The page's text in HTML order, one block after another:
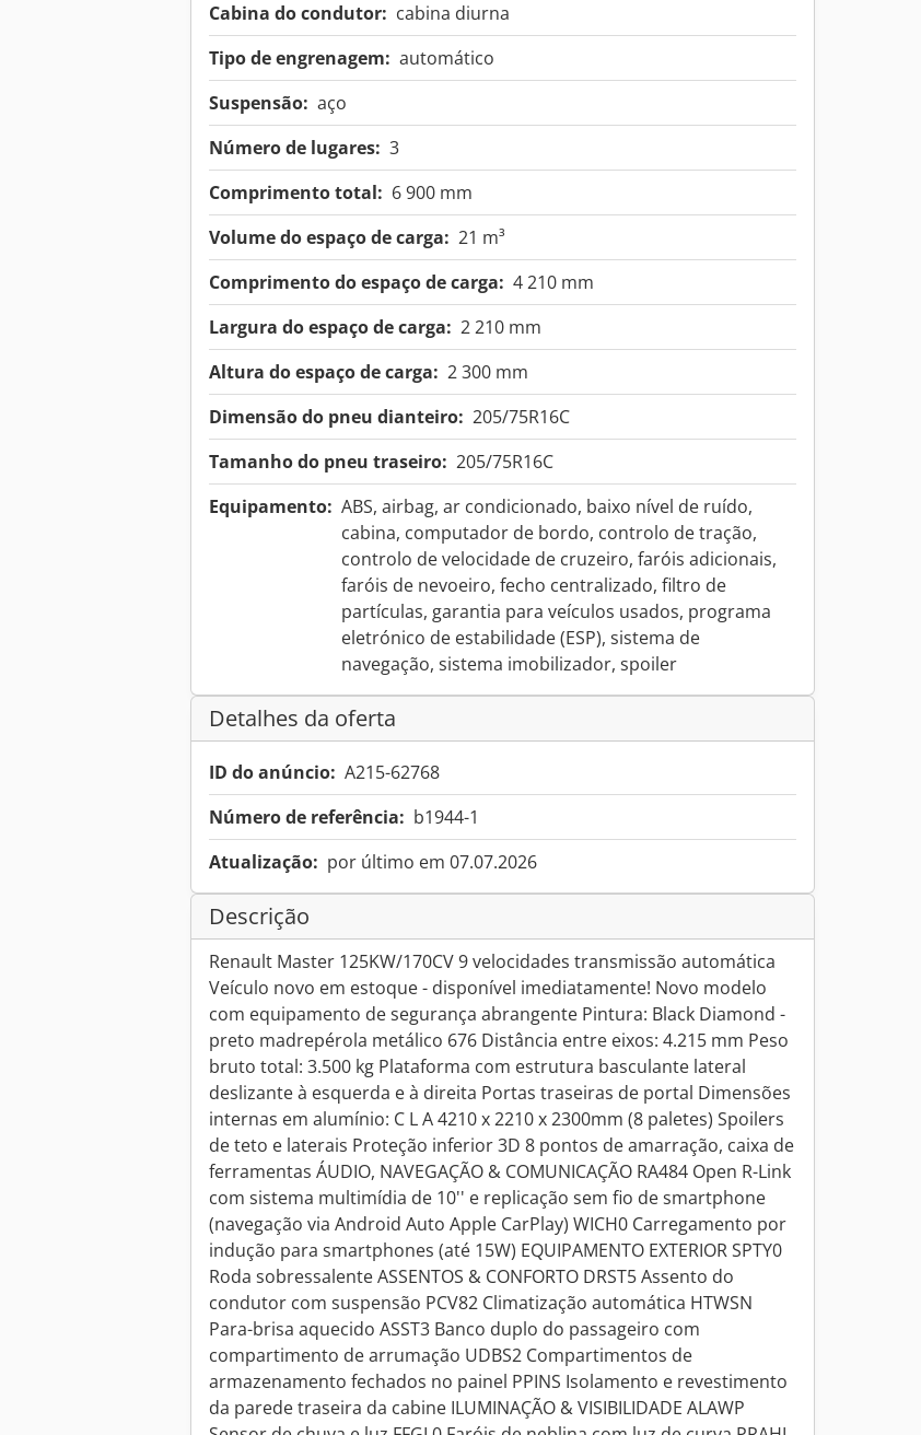
Cabina do condutor: cabina diurna
Tipo de engrenagem: automático
Suspensão: aço
Número de lugares: 3
Comprimento total: 6 900 mm
Volume do espaço de carga: 21 m³
Comprimento do espaço de carga: 4 210 mm
Largura do espaço de carga: 2 210 mm
Altura do espaço de carga: 2 300 mm
Dimensão do pneu dianteiro: 205/75R16C
Tamanho do pneu traseiro: 205/75R16C
Equipamento: ABS, airbag, ar condicionado, baixo nível de ruído,
cabina, computador de bordo, controlo de tração,
controlo de velocidade de cruzeiro, faróis adicionais,
faróis de nevoeiro, fecho centralizado, filtro de
partículas, garantia para veículos usados, programa
eletrónico de estabilidade (ESP), sistema de
navegação, sistema imobilizador, spoiler
Detalhes da oferta
ID do anúncio: A215-62768
Número de referência: b1944-1
Atualização: por último em 07.07.2026
Descrição
Renault Master 125KW/170CV 9 velocidades transmissão automática
Veículo novo em estoque - disponível imediatamente! Novo modelo
com equipamento de segurança abrangente Pintura: Black Diamond -
preto madrepérola metálico 676 Distância entre eixos: 4.215 mm Peso
bruto total: 3.500 kg Plataforma com estrutura basculante lateral
deslizante à esquerda e à direita Portas traseiras de portal Dimensões
internas em alumínio: C L A 4210 x 2210 x 2300mm (8 paletes) Spoilers
de teto e laterais Proteção inferior 3D 8 pontos de amarração, caixa de
ferramentas ÁUDIO, NAVEGAÇÃO & COMUNICAÇÃO RA484 Open R-Link
com sistema multimídia de 10'' e replicação sem fio de smartphone
(navegação via Android Auto Apple CarPlay) WICH0 Carregamento por
indução para smartphones (até 15W) EQUIPAMENTO EXTERIOR SPTY0
Roda sobressalente ASSENTOS & CONFORTO DRST5 Assento do
condutor com suspensão PCV82 Climatização automática HTWSN
Para-brisa aquecido ASST3 Banco duplo do passageiro com
compartimento de arrumação UDBS2 Compartimentos de
armazenamento fechados no painel PPINS Isolamento e revestimento
da parede traseira da cabine ILUMINAÇÃO & VISIBILIDADE ALAWP